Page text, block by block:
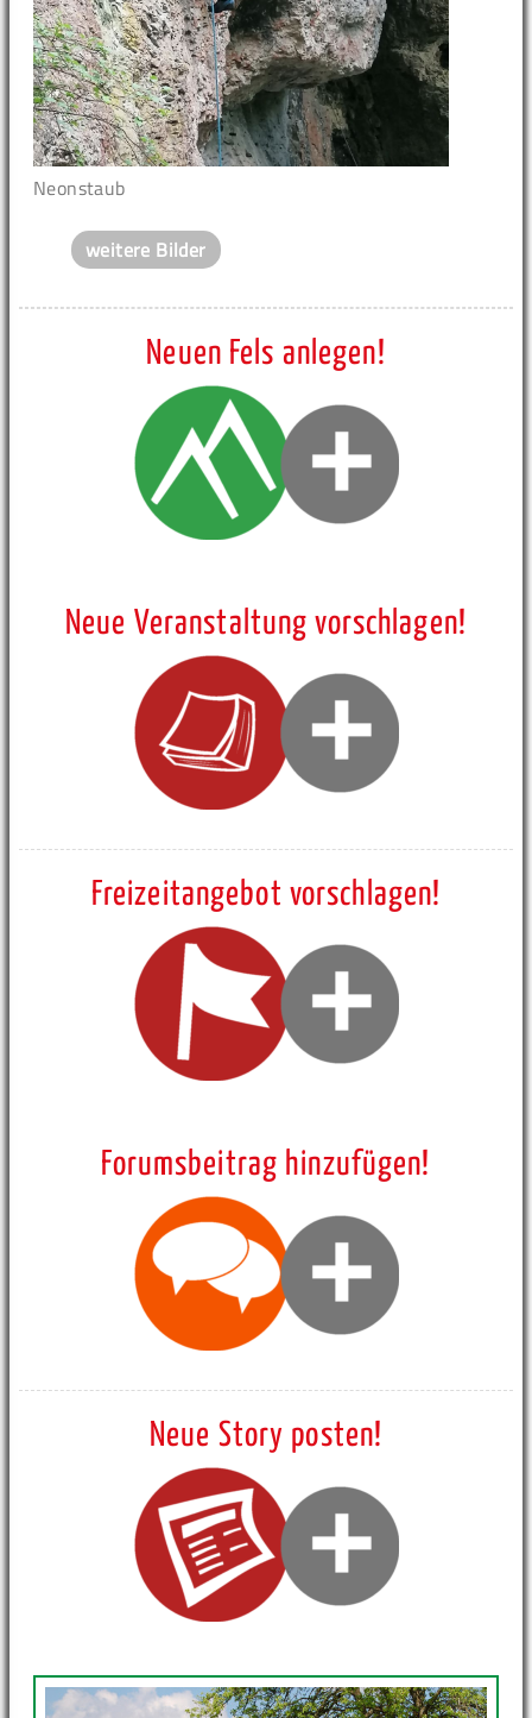
Neonstaub
weitere Bilder
Neuen Fels anlegen!
Neue Veranstaltung vorschlagen!
Freizeitangebot vorschlagen!
Forumsbeitrag hinzufügen!
Neue Story posten!